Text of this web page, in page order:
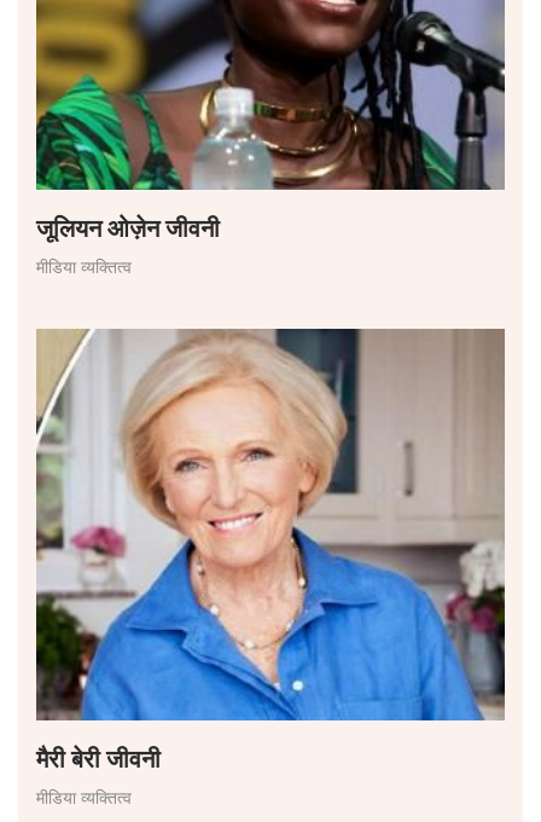
जूलियन ओज़ेन जीवनी
मीडिया व्यक्तित्व
मैरी बेरी जीवनी
मीडिया व्यक्तित्व